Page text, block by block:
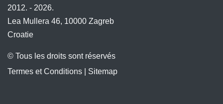
2012. - 2026.
Lea Mullera 46, 10000 Zagreb
Croatie
© Tous les droits sont réservés
Termes et Conditions
Sitemap